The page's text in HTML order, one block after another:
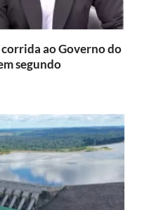
ao Governo do
segundo